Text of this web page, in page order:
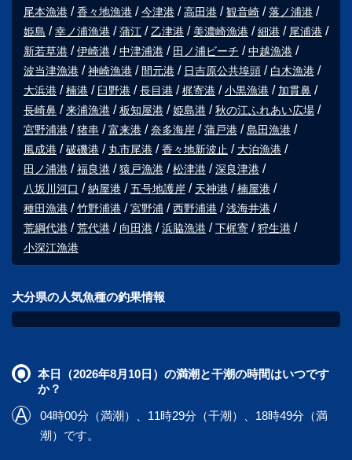
尾本漁港
香々地漁港 今津港 高田港 観音崎
落ノ浦港
姫島
幸ノ浦漁港 蒲江 乙津港 美濃崎漁港 細港
尾浦港
新若草港
伊崎港 中津浦港 田ノ浦ビーチ
中越漁港
波当津漁港
神崎漁港 間元港 日吉原公共埠頭
白木漁港
大浜港
楠港 臼野港 長目港 梶寄港 小黒漁港
加貫鼻
長崎鼻
来浦漁港 板知屋港 姫島港
秋の江ふれあい広場
宮野浦港
猪串 富来港 奈多海岸 蒲戸港
島田漁港
風成港
破磯港 丸市尾港 香々地新波止
大泊漁港
田ノ浦港
福良港 猿戸漁港 松津港
深良津港
八坂川河口
納屋港 五号地護岸 天神港
楠屋港
種田漁港
竹野浦港 宮野浦 西野浦港
浅海井港
荒綱代港
荒代港 向田港 浜脇漁港 下梶寄
狩生港
小深江漁港
大分県の人気魚種の釣果情報
本日（2026年8月10日）の満潮と干潮の時間はいつです
か？
04時00分（満潮）、11時29分（干潮）、18時49分（満
潮）です。